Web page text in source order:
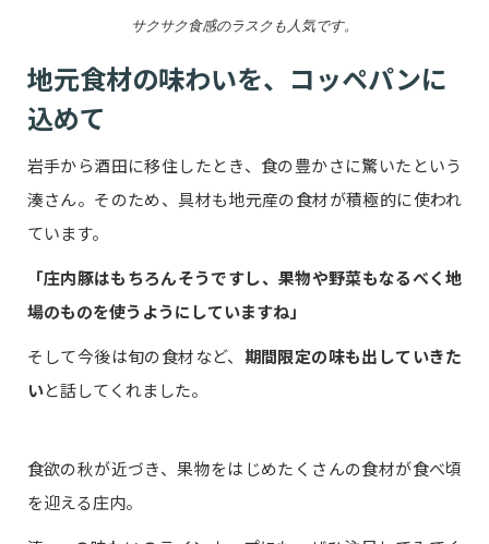
サクサク食感のラスクも人気です。
地元食材の味わいを、コッペパンに
込めて
岩手から酒田に移住したとき、食の豊かさに驚いたという
湊さん。そのため、具材も地元産の食材が積極的に使われ
ています。
「庄内豚はもちろんそうですし、果物や野菜もなるべく地
場のものを使うようにしていますね」
そして今後は旬の食材など、 期間限定の味も出していきた
いと話してくれました。
食欲の秋が近づき、果物をはじめたくさんの食材が食べ頃
を迎える庄内。